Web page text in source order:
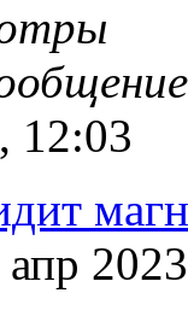
12:03